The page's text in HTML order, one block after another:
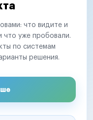
что видите и
что уже пробовали.
по системам
решения.